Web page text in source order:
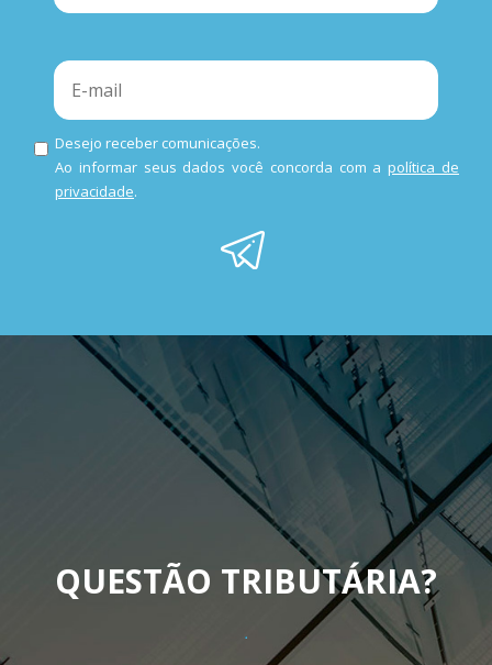
Desejo receber comunicações.
Ao informar seus dados você concorda com apolítica de
privacidade.
QUESTÃO TRIBUTÁRIA?